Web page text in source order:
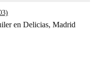
en Delicias, Madrid